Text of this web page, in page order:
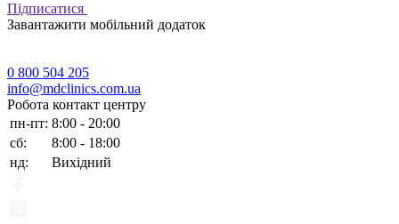
Підписатися
Завантажити мобільний додаток
0 800 504 205
info@mdclinics.com.ua
Робота контакт центру
пн-пт: 8:00 - 20:00
сб:
8:00 - 18:00
нд:
Вихідний